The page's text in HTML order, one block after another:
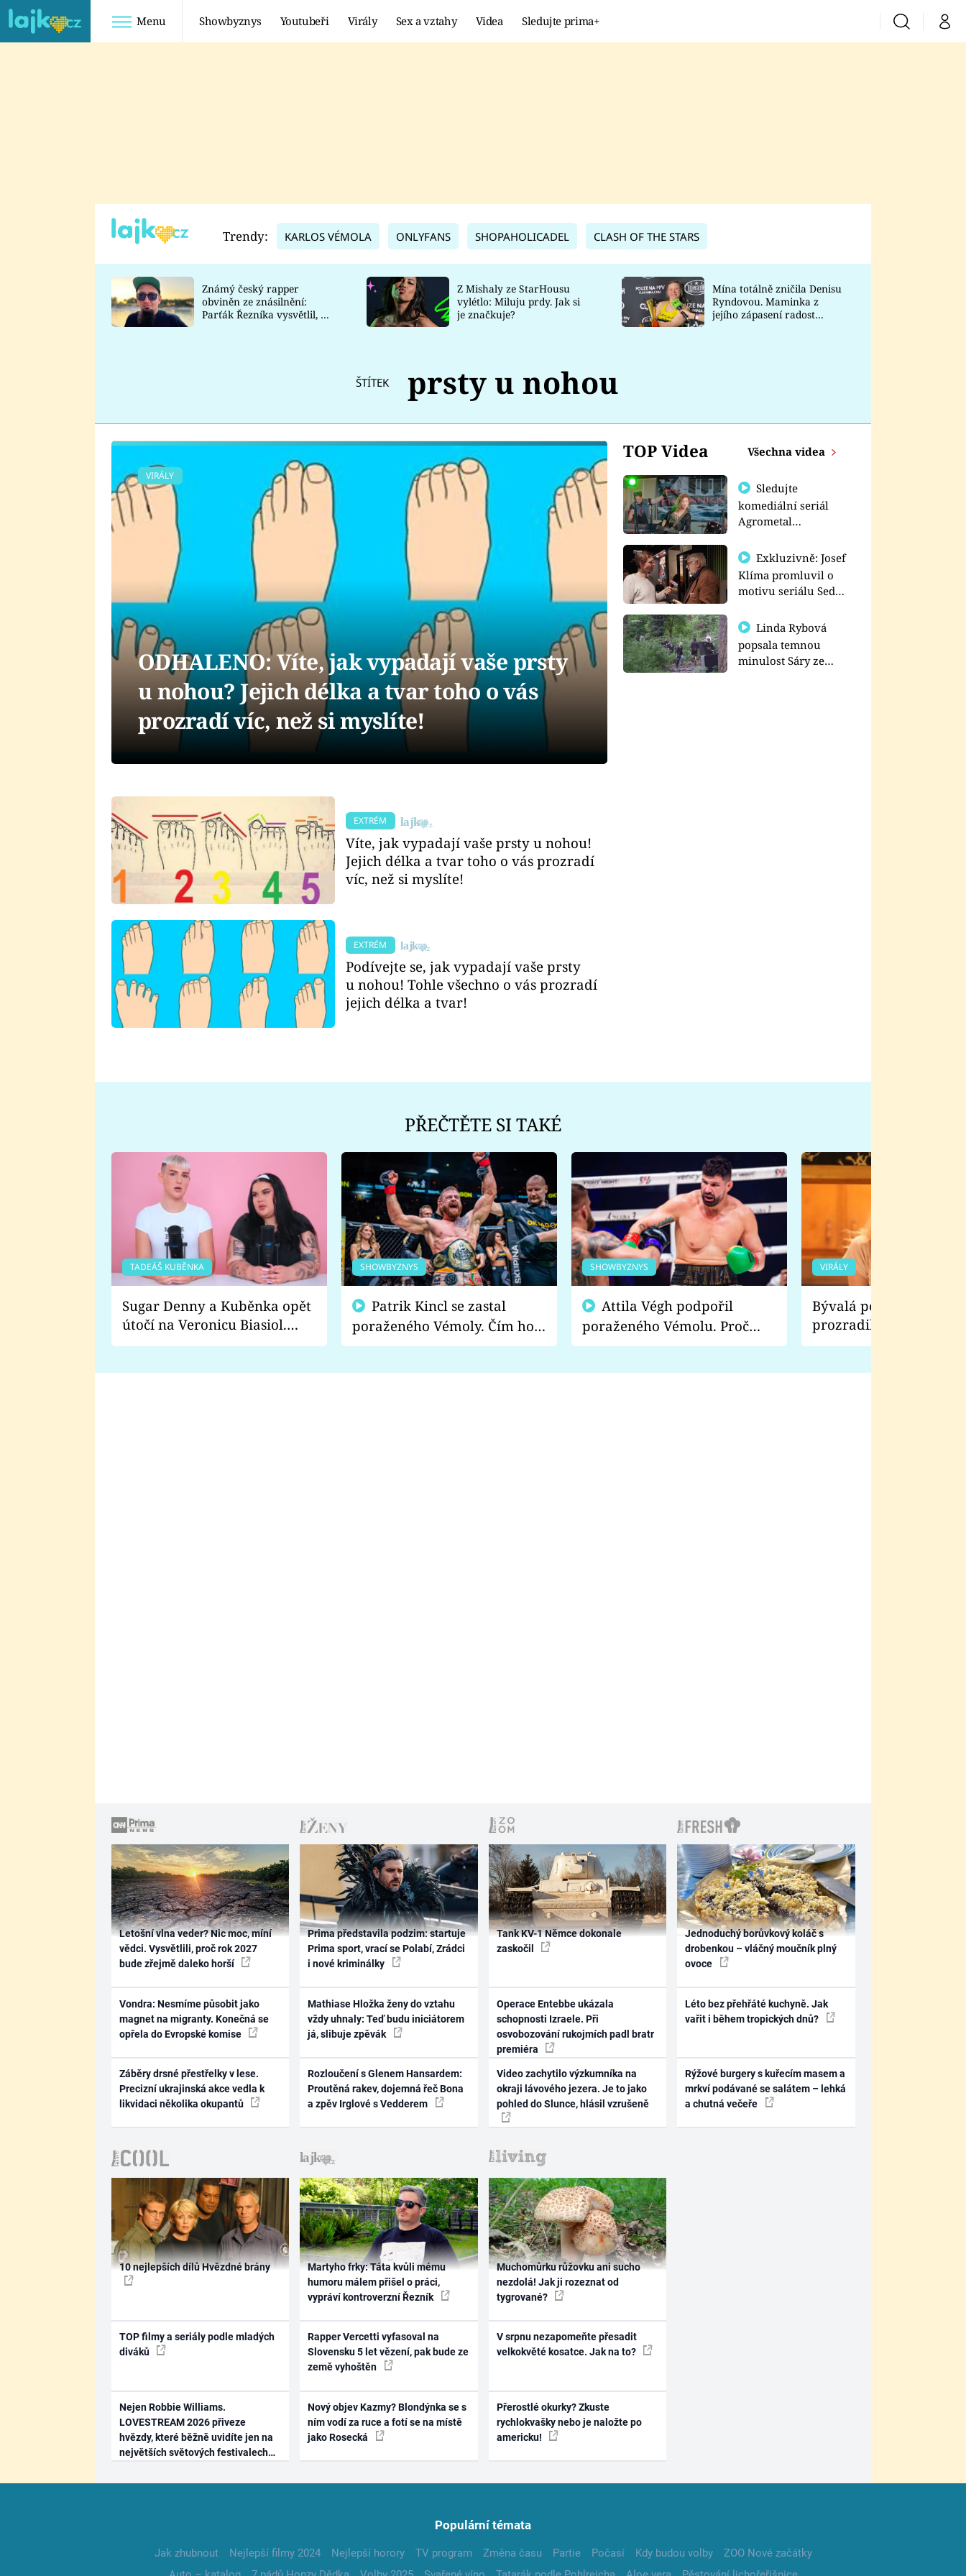
Menu Showbyznys Youtubeři Virály Sex a vztahy Videa Sledujte prima+ VyhledáváníMůj
TADEÁŠ KUBĚNKA
DATEL
Prima Lajk
Sledujte nás
Trendy: KARLOS VÉMOLA ONLYFANS SHOPAHOLICADEL CLASH OF THE STARS
Známý český rapper
obviněn ze znásilnění:
Parťák Řezníka vysvětlil, co
Z Mishaly ze StarHousu
vylétlo: Miluju prdy. Jak si
je značkuje?
Mína totálně zničila Denisu
Ryndovou. Maminka z
jejího zápasení radost
ŠTÍTEK prsty u nohou
TOP Videa Všechna videa
Sledujte
komediální seriál
Agrometal
prima+
Exkluzivně: Josef
Klíma promluvil o
motivu seriálu Sedm
Linda Rybová
popsala temnou
minulost Sáry ze
VIRÁLY
ODHALENO: Víte, jak vypadají vaše prsty
u nohou? Jejich délka a tvar toho o vás
prozradí víc, než si myslíte!
EXTRÉM
Víte, jak vypadají vaše prsty u nohou!
Jejich délka a tvar toho o vás prozradí
víc, než si myslíte!
EXTRÉM
Podívejte se, jak vypadají vaše prsty
u nohou! Tohle všechno o vás prozradí
jejich délka a tvar!
PŘEČTĚTE SI TAKÉ
TADEÁŠ KUBĚNKA
Sugar Denny a Kuběnka opět
útočí na Veronicu Biasiol.
Proč je podle nich falešná a
SHOWBYZNYS
poraženého Vémoly. Čím ho
fanoušci naštvali?
SHOWBYZNYS
poraženého Vémolu. Proč
chce raději zápasit s ním než
VIRÁLY
Bývalá pornoherečka
prozradila, co ji
natáčení Euforie.
Letošní vlna veder? Nic moc, míní
vědci. Vysvětlili, proč rok 2027
bude zřejmě daleko horší
Vondra: Nesmíme působit jako
magnet na migranty. Konečná se
opřela do Evropské komise
Záběry drsné přestřelky v lese.
Precizní ukrajinská akce vedla k
likvidaci několika okupantů
Prima představila podzim: startuje
Prima sport, vrací se Polabí, Zrádci
i nové kriminálky
Mathiase Hložka ženy do vztahu
vždy uhnaly: Teď budu iniciátorem
já, slibuje zpěvák
Rozloučení s Glenem Hansardem:
Proutěná rakev, dojemná řeč Bona
a zpěv Irglové s Vedderem
Tank KV-1 Němce dokonale
zaskočil
Operace Entebbe ukázala
schopnosti Izraele. Při
osvobozování rukojmích padl bratr
premiéra
Video zachytilo výzkumníka na
okraji lávového jezera. Je to jako
pohled do Slunce, hlásil vzrušeně
Jednoduchý borůvkový koláč s
drobenkou – vláčný moučník plný
ovoce
Léto bez přehřáté kuchyně. Jak
vařit i během tropických dnů?
Rýžové burgery s kuřecím masem a
mrkví podávané se salátem – lehká
a chutná večeře
10 nejlepších dílů Hvězdné brány
TOP filmy a seriály podle mladých
diváků
Nejen Robbie Williams.
LOVESTREAM 2026 přiveze
hvězdy, které běžně uvidíte jen na
největších světových festivalech
Martyho frky: Táta kvůli mému
humoru málem přišel o práci,
vypráví kontroverzní Řezník
Rapper Vercetti vyfasoval na
Slovensku 5 let vězení, pak bude ze
země vyhoštěn
Nový objev Kazmy? Blondýnka se s
ním vodí za ruce a fotí se na místě
jako Rosecká
Muchomůrku růžovku ani sucho
nezdolá! Jak ji rozeznat od
tygrované?
V srpnu nezapomeňte přesadit
velkokvěté kosatce. Jak na to?
Přerostlé okurky? Zkuste
rychlokvašky nebo je naložte po
americku!
Populární témata
Jak zhubnout Nejlepší filmy 2024 Nejlepší horory TV program Změna času Partie Počasí Kdy budou volby
ZOO Nové začátky